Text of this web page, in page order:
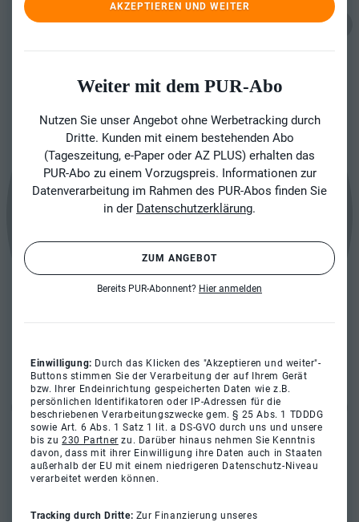
AKZEPTIEREN UND WEITER
Weiter mit dem PUR-Abo
Nutzen Sie unser Angebot ohne Werbetracking durch
Dritte. Kunden mit einem bestehenden Abo
(Tageszeitung, e-Paper oder AZ PLUS) erhalten das
PUR-Abo zu einem Vorzugspreis. Informationen zur
Datenverarbeitung im Rahmen des PUR-Abos finden Sie
in der Datenschutzerklärung.
ZUM ANGEBOT
Bereits PUR-Abonnent? Hier anmelden
Einwilligung: Durch das Klicken des "Akzeptieren und weiter"-
Buttons stimmen Sie der Verarbeitung der auf Ihrem Gerät
bzw. Ihrer Endeinrichtung gespeicherten Daten wie z.B.
persönlichen Identifikatoren oder IP-Adressen für die
beschriebenen Verarbeitungszwecke gem. § 25 Abs. 1 TDDDG
sowie Art. 6 Abs. 1 Satz 1 lit. a DS-GVO durch uns und unsere
bis zu230 Partner zu. Darüber hinaus nehmen Sie Kenntnis
davon, dass mit ihrer Einwilligung ihre Daten auch in Staaten
außerhalb der EU mit einem niedrigeren Datenschutz-Niveau
verarbeitet werden können.
Tracking durch Dritte: Zur Finanzierung unseres